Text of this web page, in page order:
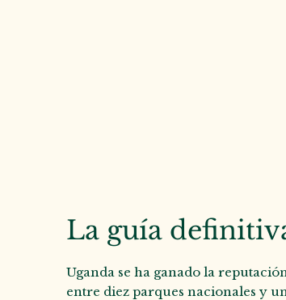
La guía
Uganda se ha ganado la
entre diez parques nacionales y